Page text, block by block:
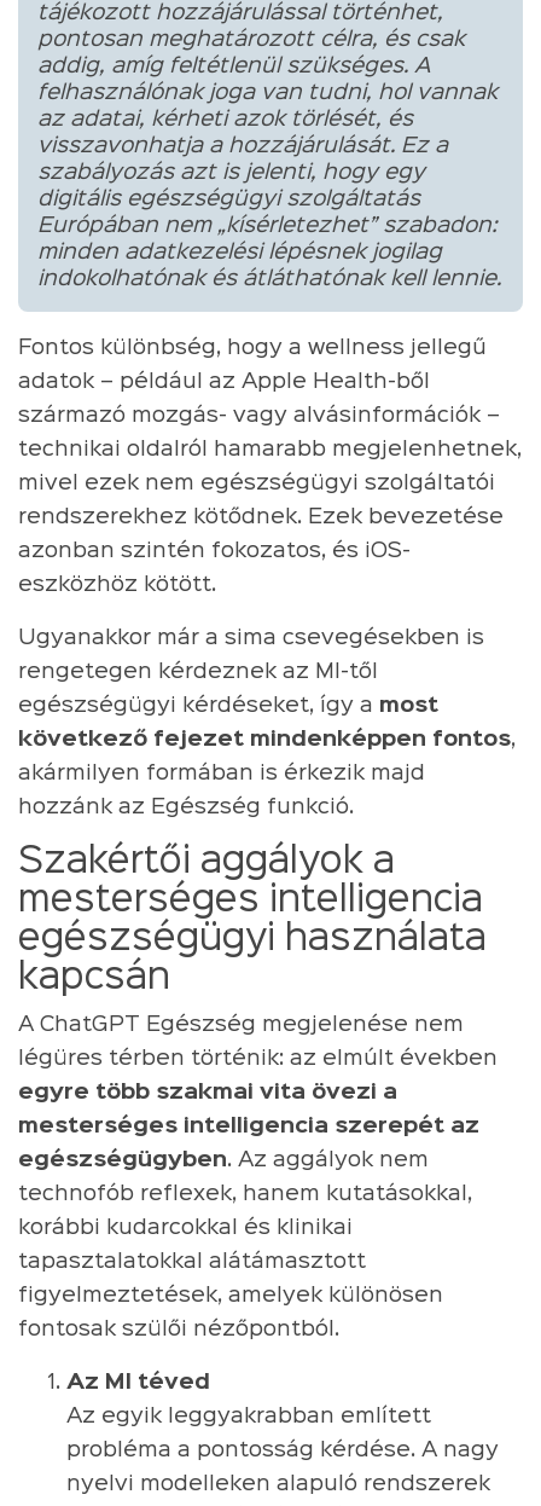
tájékozott hozzájárulással történhet,
pontosan meghatározott célra, és csak
addig, amíg feltétlenül szükséges. A
felhasználónak joga van tudni, hol vannak
az adatai, kérheti azok törlését, és
visszavonhatja a hozzájárulását. Ez a
szabályozás azt is jelenti, hogy egy
digitális egészségügyi szolgáltatás
Európában nem „kísérletezhet” szabadon:
minden adatkezelési lépésnek jogilag
indokolhatónak és átláthatónak kell lennie.
Fontos különbség, hogy a wellness jellegű
adatok – például az Apple Health-ből
származó mozgás- vagy alvásinformációk –
technikai oldalról hamarabb megjelenhetnek,
mivel ezek nem egészségügyi szolgáltatói
rendszerekhez kötődnek. Ezek bevezetése
azonban szintén fokozatos, és iOS-
eszközhöz kötött.
Ugyanakkor már a sima csevegésekben is
rengetegen kérdeznek az MI-től
egészségügyi kérdéseket, így a most
következő fejezet mindenképpen fontos,
akármilyen formában is érkezik majd
hozzánk az Egészség funkció.
Szakértői aggályok a
mesterséges intelligencia
egészségügyi használata
kapcsán
A ChatGPT Egészség megjelenése nem
légüres térben történik: az elmúlt években
egyre több szakmai vita övezi a
mesterséges intelligencia szerepét az
egészségügyben. Az aggályok nem
technofób reflexek, hanem kutatásokkal,
korábbi kudarcokkal és klinikai
tapasztalatokkal alátámasztott
figyelmeztetések, amelyek különösen
fontosak szülői nézőpontból.
Az MI téved
Az egyik leggyakrabban említett
probléma a pontosság kérdése. A nagy
nyelvi modelleken alapuló rendszerek